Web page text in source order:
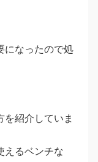
になったので処
を紹介していま
えるベンチな